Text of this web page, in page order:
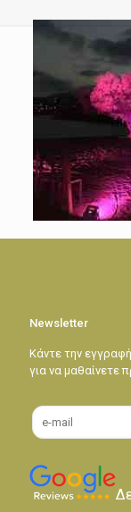
Newsletter
Κάντε την
για να μαθαίνετε